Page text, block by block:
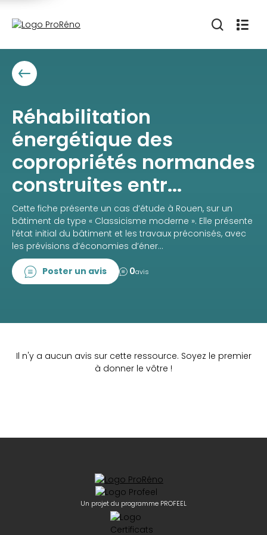
Réhabilitation
énergétique des
copropriétés normandes
construites entr...
Cette fiche présente un cas d’étude à Rouen, sur un
bâtiment de type « Classicisme moderne ». Elle présente
l’état initial du bâtiment et les travaux préconisés, avec
les prévisions d’économies d’éner...
Poster un avis 0avis
Il n'y a aucun avis sur cette ressource. Soyez le premier
à donner le vôtre !
Un projet du programme PROFEEL